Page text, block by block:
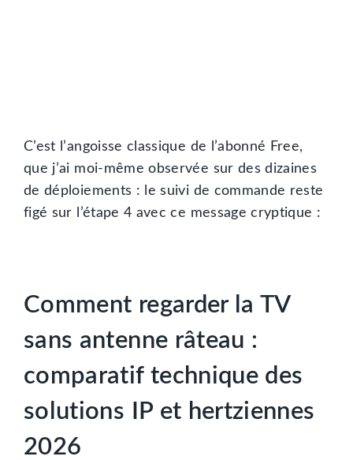
C’est l’angoisse classique de l’abonné Free,
que j’ai moi-même observée sur des dizaines
de déploiements : le suivi de commande reste
figé sur l’étape 4 avec ce message cryptique :
Comment regarder la TV
sans antenne râteau :
comparatif technique des
solutions IP et hertziennes
2026